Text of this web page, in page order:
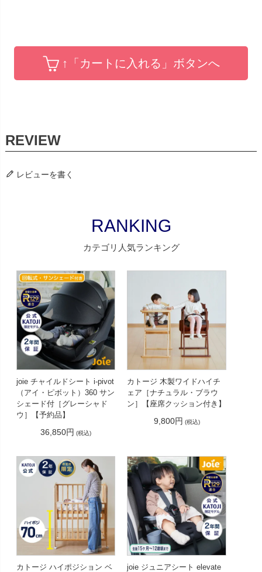
↑「カートに入れる」ボタンへ
レビューを書く
RANKING
カテゴリ人気ランキング
joie チャイルドシート i-pivot
（アイ・ピボット）360 サン
シェード付［グレーシャド
ウ］【予約品】
36,850円 (税込)
カトージ 木製ワイドハイチ
ェア［ナチュラル・ブラウ
ン］【座席クッション付き】
9,800円 (税込)
カトージ ハイポジション ベ
joie ジュニアシート elevate